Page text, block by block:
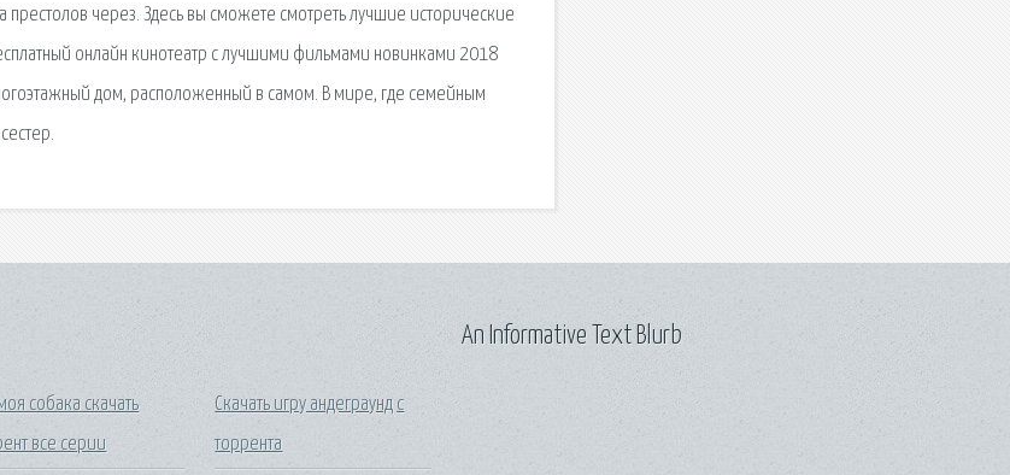
через. Здесь вы сможете смотреть лучшие исторические
онлайн кинотеатр с лучшими фильмами новинками 2018
дом, расположенный в самом. В мире, где семейным
собака скачать
все серии
Скачать игру андеграунд с
торрента
An Informative Text Blurb